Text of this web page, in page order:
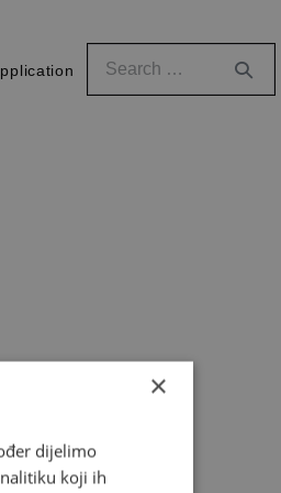
×
dijelimo
koji ih